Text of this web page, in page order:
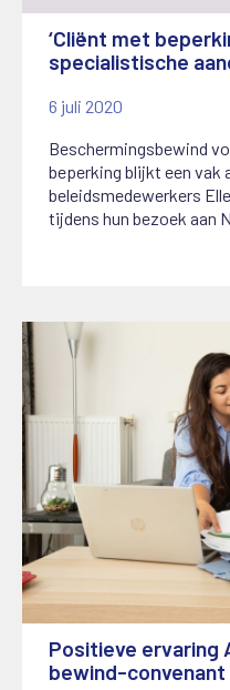
‘Cliënt met
specialistische
6 juli 2020
Beschermingsbewind
beperking blijkt een vak
beleidsmedewerkers
tijdens hun bezoek aan
Positieve
bewind-convenant